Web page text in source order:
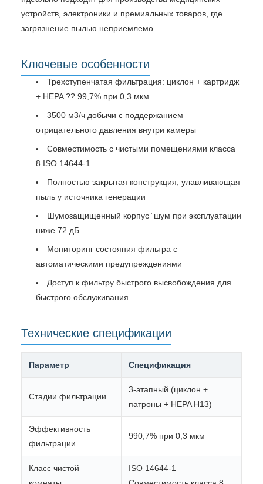
устройств, электроники и премиальных товаров, где
загрязнение пылью неприемлемо.
Ключевые особенности
Трехступенчатая фильтрация: циклон + картридж
+ HEPA ?? 99,7% при 0,3 мкм
3500 м3/ч добычи с поддержанием
отрицательного давления внутри камеры
Совместимость с чистыми помещениями класса
8 ISO 14644-1
Полностью закрытая конструкция, улавливающая
пыль у источника генерации
Шумозащищенный корпус ̇ шум при эксплуатации
ниже 72 дБ
Мониторинг состояния фильтра с
автоматическими предупреждениями
Доступ к фильтру быстрого высвобождения для
быстрого обслуживания
Технические спецификации
Параметр Спецификация
Стадии фильтрации
3-этапный (циклон +
патроны + HEPA H13)
Эффективность
фильтрации
990,7% при 0,3 мкм
Класс чистой
ISO 14644-1